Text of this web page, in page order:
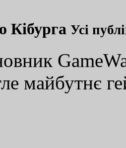
Кібурга Усі
майбутнє